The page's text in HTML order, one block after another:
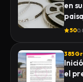
en
50
385
el